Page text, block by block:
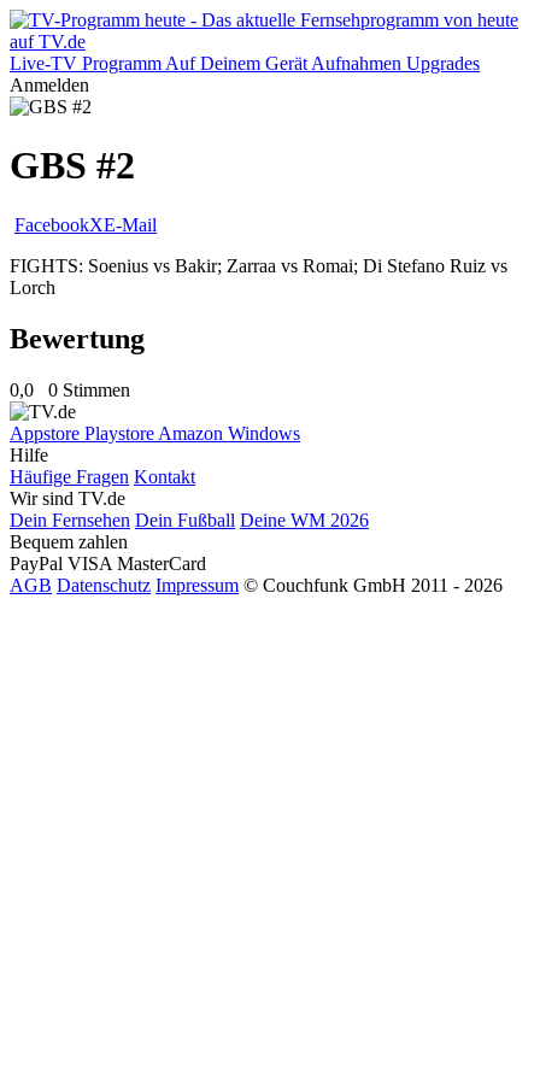
Live-TV Programm Auf Deinem Gerät Aufnahmen Upgrades
Anmelden
GBS #2
FacebookXE-Mail
FIGHTS: Soenius vs Bakir; Zarraa vs Romai; Di Stefano Ruiz vs
Lorch
Bewertung
0,0 0 Stimmen
Appstore Playstore Amazon Windows
Hilfe
Häufige Fragen Kontakt
Wir sind TV.de
Dein Fernsehen Dein Fußball Deine WM 2026
Bequem zahlen
PayPal VISA MasterCard
AGB Datenschutz Impressum © Couchfunk GmbH 2011 - 2026